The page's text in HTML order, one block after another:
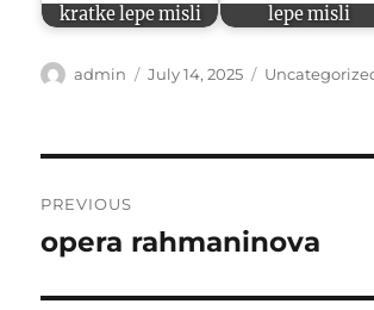
kratke lepe misli lepe misli
Author
admin
Posted
July 14, 2025 Categories
navigation
PREVIOUS
Previous
opera rahmaninova